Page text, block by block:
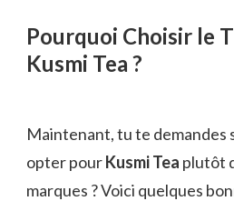
Pourquoi Choisir le
Kusmi Tea ?
Maintenant, tu te demandes
opter pourKusmi Tea plutôt
marques ? Voici quelques